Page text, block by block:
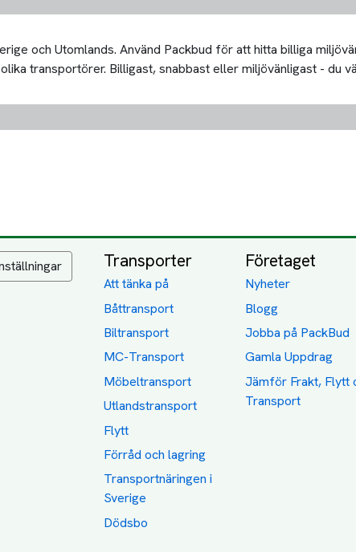
och Utomlands. Använd Packbud för att hitta billiga
transportörer. Billigast, snabbast eller miljövänligast - du
Transporter
Att tänka på
Båttransport
Biltransport
MC-Transport
Möbeltransport
Utlandstransport
Flytt
Förråd och lagring
Transportnäringen i
Sverige
Dödsbo
Företaget
Nyheter
Blogg
Jobba på PackBud
Gamla Uppdrag
Jämför Frakt, Flytt
Transport